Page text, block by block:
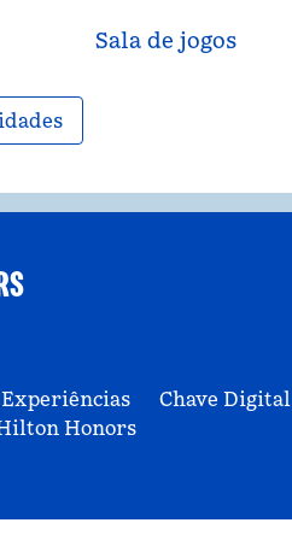
Sala de jogos
Experiências
Honors
Chave Digital